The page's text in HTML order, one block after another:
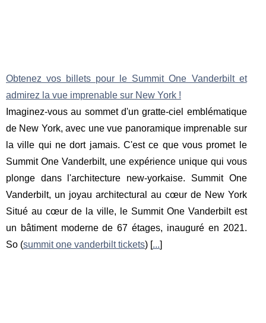
Obtenez vos billets pour le Summit One Vanderbilt et
admirez la vue imprenable sur New York !
Imaginez-vous au sommet d'un gratte-ciel emblématique
de New York, avec une vue panoramique imprenable sur
la ville qui ne dort jamais. C'est ce que vous promet le
Summit One Vanderbilt, une expérience unique qui vous
plonge dans l'architecture new-yorkaise. Summit One
Vanderbilt, un joyau architectural au cœur de New York
Situé au cœur de la ville, le Summit One Vanderbilt est
un bâtiment moderne de 67 étages, inauguré en 2021.
So (summit one vanderbilt tickets) [...]